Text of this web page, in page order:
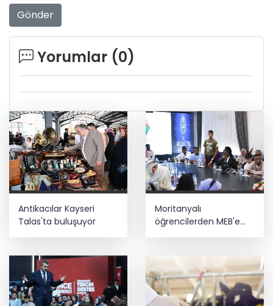
Gönder
Yorumlar (0)
Antikacılar Kayseri
Talas'ta buluşuyor
Moritanyalı
öğrencilerden MEB'e